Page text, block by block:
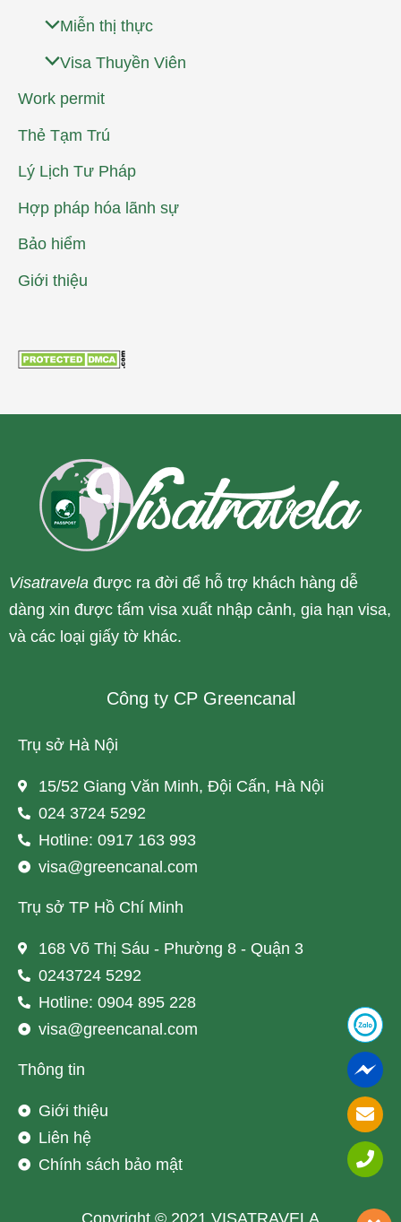
Miễn thị thực
Visa Thuyền Viên
Work permit
Thẻ Tạm Trú
Lý Lịch Tư Pháp
Hợp pháp hóa lãnh sự
Bảo hiểm
Giới thiệu
Visatravela được ra đời để hỗ trợ khách hàng dễ
dàng xin được tấm visa xuất nhập cảnh, gia hạn visa,
và các loại giấy tờ khác.
Công ty CP Greencanal
Trụ sở Hà Nội
15/52 Giang Văn Minh, Đội Cấn, Hà Nội
024 3724 5292
Hotline: 0917 163 993
visa@greencanal.com
Trụ sở TP Hồ Chí Minh
168 Võ Thị Sáu - Phường 8 - Quận 3
0243724 5292
Hotline: 0904 895 228
visa@greencanal.com
Thông tin
Giới thiệu
Liên hệ
Chính sách bảo mật